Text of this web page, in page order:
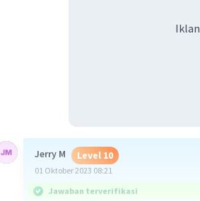
Iklan
Jerry M Level 10
01 Oktober 2023 08:21
Jawaban terverifikasi